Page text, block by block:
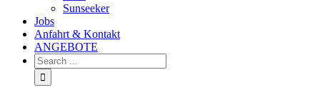
Sunseeker
Jobs
Anfahrt & Kontakt
ANGEBOTE